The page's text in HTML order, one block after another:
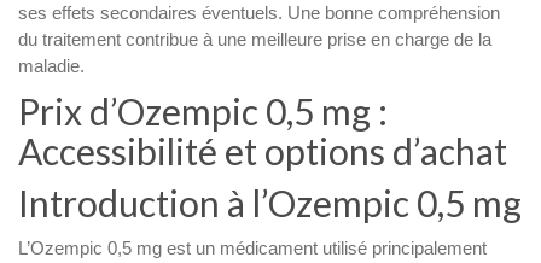
ses effets secondaires éventuels. Une bonne compréhension
du traitement contribue à une meilleure prise en charge de la
maladie.
Prix d’Ozempic 0,5 mg :
Accessibilité et options d’achat
Introduction à l’Ozempic 0,5 mg
L’Ozempic 0,5 mg est un médicament utilisé principalement